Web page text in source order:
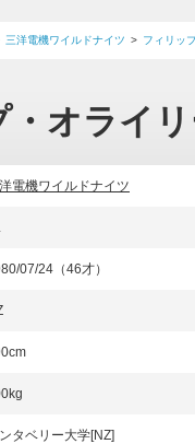
三洋電機ワイルドナイツ フィリッ
オライ
電機ワイルドナイツ
07/24（46才）
タベリー大学[NZ]